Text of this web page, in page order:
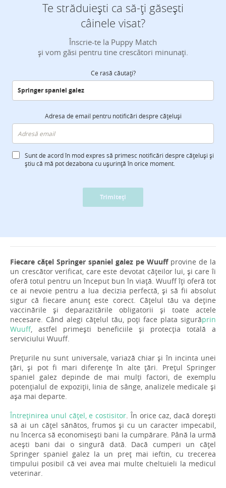
Te străduiești ca să-ți găsești
câinele visat?
Înscrie-te la Puppy Match
și vom găsi pentru tine crescători minunați.
Ce rasă căutați?
Adresa de email pentru notificări despre cățeluși
Sunt de acord în mod expres să primesc notificări despre cățeluși și
știu că mă pot dezabona cu ușurință în orice moment.
Trimiteți
Fiecare cățel Springer spaniel galez pe Wuuffprovine de la
un crescător verificat, care este devotat cățeilor lui, și care îi
oferă totul pentru un început bun în viață. Wuuff îți oferă tot
ce ai nevoie pentru a lua decizia perfectă, și să fii absolut
sigur că fiecare anunț este corect. Cățelul tău va deține
vaccinările și deparazitările obligatorii și toate actele
necesare. Când alegi cățelul tău, poți face plata sigurăprin
Wuuff, astfel primești beneficiile și protecția totală a
serviciului Wuuff.
Prețurile nu sunt universale, variază chiar și în incinta unei
țări, și pot fi mari diferențe în alte țări. Prețul Springer
spaniel galez depinde de mai mulți factori, de exemplu
potențialul de expoziții, linia de sânge, analizele medicale și
așa mai departe.
Întreținirea unul cățel, e costisitor . În orice caz, dacă dorești
să ai un cățel sănătos, frumos și cu un caracter impecabil,
nu încerca să economisești bani la cumpărare. Până la urmă
acești bani dai o singură dată. Dacă cumperi un cățel
Springer spaniel galez la un preț mai ieftin, cu trecerea
timpului posibil că vei avea mai multe cheltuieli la medicul
veterinar.